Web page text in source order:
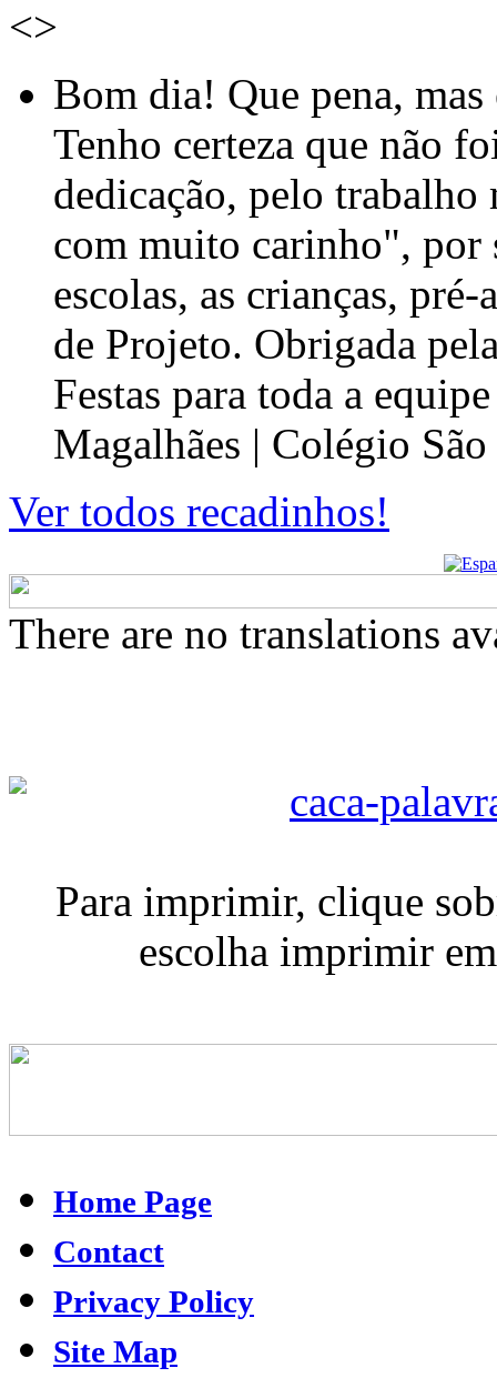
<>
Bom dia! Que pena,
Tenho certeza que não
dedicação, pelo
com muito carinho", por
escolas, as crianças, pré-
de Projeto. Obrigada
Festas para toda a
Magalhães | Colégio
Ver todos recadinhos!
There are no translations
Para imprimir, clique
escolha imprimir
Home Page
Contact
Privacy Policy
Site Map